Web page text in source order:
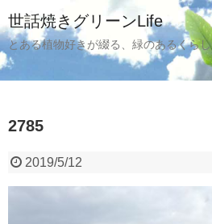
世話焼きグリーンLife
とある植物好きが綴る、緑のあるくらし
2785
2019/5/12